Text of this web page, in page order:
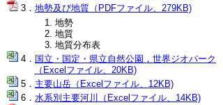
地勢及び地質（PDFファイル、279KB)
地勢
地質
地質分布表
国立・国定・県立自然公園，世界ジオパーク
（Excelファイル、20KB)
主要山岳（Excelファイル、12KB)
水系別主要河川（Excelファイル、14KB)